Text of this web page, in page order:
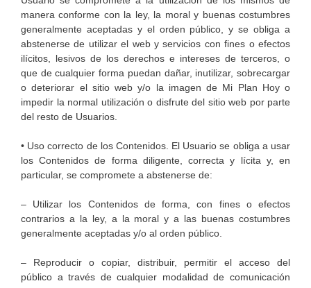
manera conforme con la ley, la moral y buenas costumbres
generalmente aceptadas y el orden público, y se obliga a
abstenerse de utilizar el web y servicios con fines o efectos
ilícitos, lesivos de los derechos e intereses de terceros, o
que de cualquier forma puedan dañar, inutilizar, sobrecargar
o deteriorar el sitio web y/o la imagen de Mi Plan Hoy o
impedir la normal utilización o disfrute del sitio web por parte
del resto de Usuarios.
• Uso correcto de los Contenidos. El Usuario se obliga a usar
los Contenidos de forma diligente, correcta y lícita y, en
particular, se compromete a abstenerse de:
– Utilizar los Contenidos de forma, con fines o efectos
contrarios a la ley, a la moral y a las buenas costumbres
generalmente aceptadas y/o al orden público.
– Reproducir o copiar, distribuir, permitir el acceso del
público a través de cualquier modalidad de comunicación